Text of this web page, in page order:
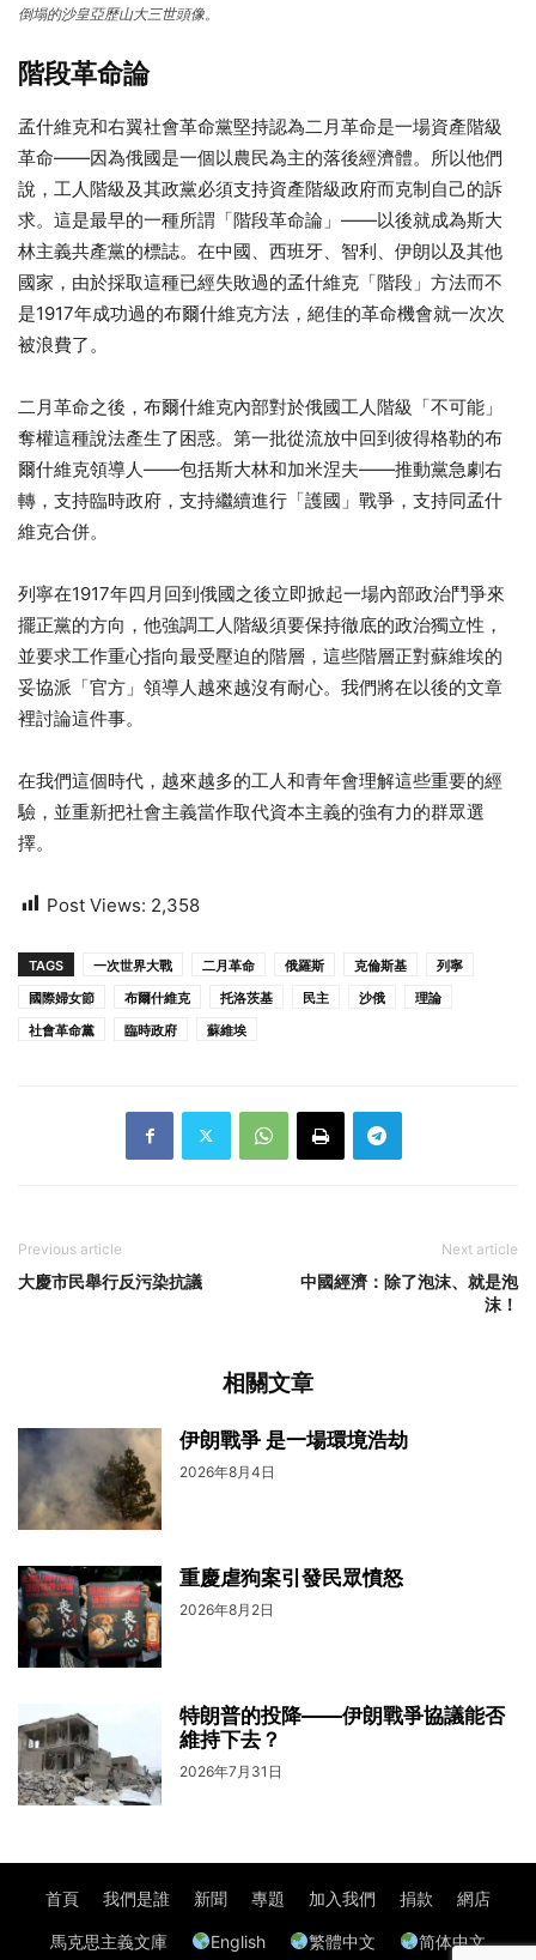
倒塌的沙皇亞歷山大三世頭像。
階段革命論
孟什維克和右翼社會革命黨堅持認為二月革命是一場資產階級
革命——因為俄國是一個以農民為主的落後經濟體。所以他們
說，工人階級及其政黨必須支持資產階級政府而克制自己的訴
求。這是最早的一種所謂「階段革命論」——以後就成為斯大
林主義共產黨的標誌。在中國、西班牙、智利、伊朗以及其他
國家，由於採取這種已經失敗過的孟什維克「階段」方法而不
是1917年成功過的布爾什維克方法，絕佳的革命機會就一次次
被浪費了。
二月革命之後，布爾什維克內部對於俄國工人階級「不可能」
奪權這種說法產生了困惑。第一批從流放中回到彼得格勒的布
爾什維克領導人——包括斯大林和加米涅夫——推動黨急劇右
轉，支持臨時政府，支持繼續進行「護國」戰爭，支持同孟什
維克合併。
列寧在1917年四月回到俄國之後立即掀起一場內部政治鬥爭來
擺正黨的方向，他強調工人階級須要保持徹底的政治獨立性，
並要求工作重心指向最受壓迫的階層，這些階層正對蘇維埃的
妥協派「官方」領導人越來越沒有耐心。我們將在以後的文章
裡討論這件事。
在我們這個時代，越來越多的工人和青年會理解這些重要的經
驗，並重新把社會主義當作取代資本主義的強有力的群眾選
擇。
Post Views: 2,358
TAGS 一次世界大戰 二月革命 俄羅斯 克倫斯基
列寧
國際婦女節
布爾什維克 托洛茨基 民主 沙俄
理論
社會革命黨
臨時政府 蘇維埃
Previous article
大慶市民舉行反污染抗議
Next article
中國經濟：除了泡沫、就是泡
沫！
相關文章
伊朗戰爭 是一場環境浩劫
2026年8月4日
重慶虐狗案引發民眾憤怒
2026年8月2日
特朗普的投降——伊朗戰爭協議能否
維持下去？
2026年7月31日
首頁 我們是誰 新聞 專題 加入我們 捐款 網店
馬克思主義文庫 English 繁體中文 简体中文